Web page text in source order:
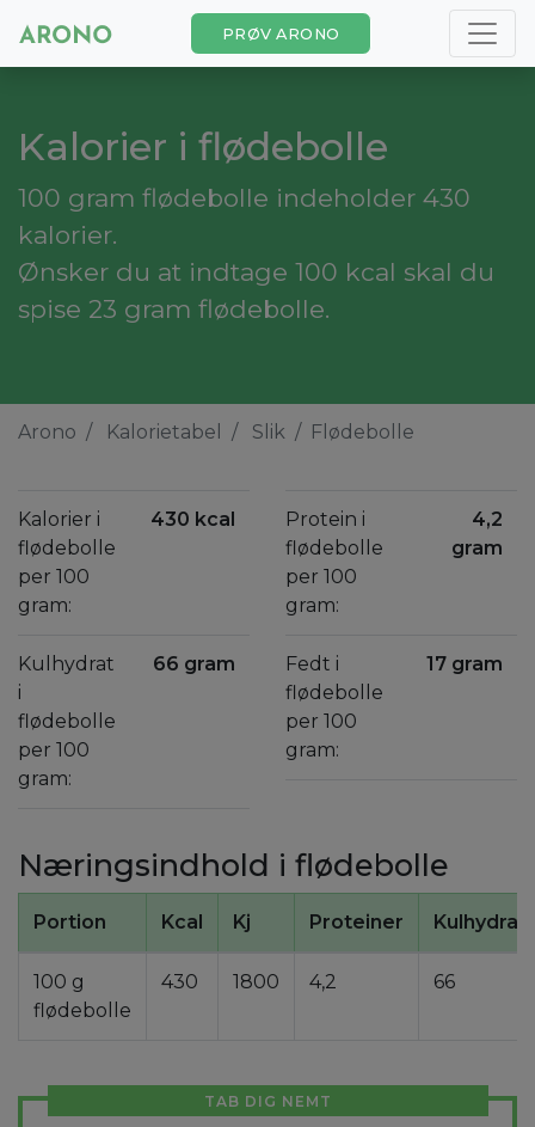
PRØV ARONO
Kalorier i flødebolle
100 gram flødebolle indeholder 430
kalorier.
Ønsker du at indtage 100 kcal skal du
spise 23 gram flødebolle.
Arono Kalorietabel Slik Flødebolle
Kalorier i
flødebolle
per 100
gram:
430 kcal
Kulhydrat
i
flødebolle
per 100
gram:
66 gram
Protein i
flødebolle
per 100
gram:
4,2
gram
Fedt i
flødebolle
per 100
gram:
17 gram
Næringsindhold i flødebolle
Portion Kcal Kj Proteiner
100 g
flødebolle
430 1800 4,2 66
TAB DIG NEMT